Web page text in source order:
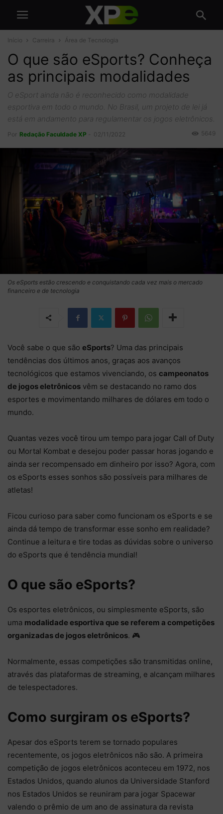
Início Carreira Área de Tecnologia
O que são eSports? Conheça
as principais modalidades
O eSport ainda não é reconhecido como modalidade
esportiva em todo o mundo. No Brasil, um projeto de lei já
está em andamento para regulamentar os jogos eletrônicos.
Por Redação Faculdade XP 02/11/2022 5649
Os eSports estão crescendo e conquistando cada vez mais o mercado
financeiro e de tecnologia
Você sabe o que são eSports? Uma das principais
tendências dos últimos anos, graças aos avanços
tecnológicos que estamos vivenciando, os campeonatos
de jogos eletrônicos vêm se destacando no ramo dos
esportes e movimentando milhares de dólares em todo o
mundo.
Quantas vezes você tirou um tempo para jogar Call of Duty
ou Mortal Kombat e desejou poder passar horas jogando e
ainda ser recompensado em dinheiro por isso? Agora, com
os eSports esses sonhos são possíveis para milhares de
atletas!
Ficou curioso para saber como funcionam os eSports e se
ainda dá tempo de transformar esse sonho em realidade?
Continue a leitura e tire todas as dúvidas sobre o universo
do eSports que é tendência mundial!
O que são eSports?
Os esportes eletrônicos, ou simplesmente eSports, são
uma modalidade esportiva que se referem a competições
organizadas de jogos eletrônicos. 🎮
Normalmente, essas competições são transmitidas online,
através das plataformas de streaming, e alcançam milhares
de telespectadores.
Como surgiram os eSports?
Apesar dos eSports terem se tornado populares
recentemente, os jogos eletrônicos não são. A primeira
competição de jogos eletrônicos aconteceu em 1972, nos
Estados Unidos, quando alunos da Universidade Stanford
nos Estados Unidos se reuniram para jogar Spacewar
valendo o prêmio de um ano de assinatura da revista